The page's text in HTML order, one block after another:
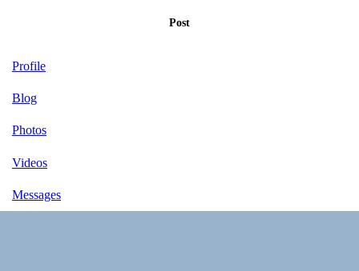
Post
Profile
Blog
Photos
Videos
Messages